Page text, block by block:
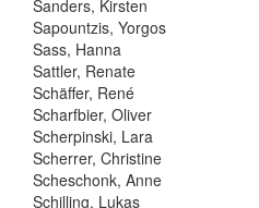
Sanders, Kirsten
Sapountzis, Yorgos
Sass, Hanna
Sattler, Renate
Schäffer, René
Scharfbier, Oliver
Scherpinski, Lara
Scherrer, Christine
Scheschonk, Anne
Schilling, Lukas